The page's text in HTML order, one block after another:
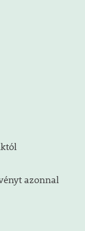
azonnal